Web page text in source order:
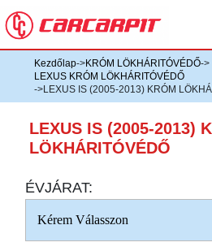
Kezdőlap->KRÓM LÖKHÁRITÓVÉDŐ->
LEXUS KRÓM LÖKHÁRITÓVÉDŐ
->LEXUS IS (2005-2013) KRÓM
LEXUS IS (2005-2013)
LÖKHÁRITÓVÉDŐ
ÉVJÁRAT: